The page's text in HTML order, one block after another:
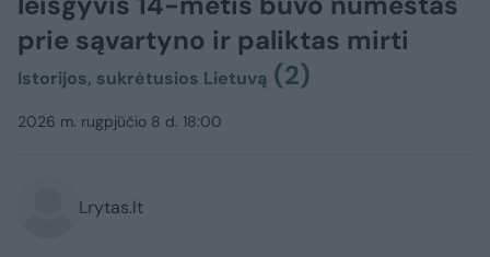
prie sąvartyno ir paliktas mirti
Istorijos, sukrėtusios Lietuvą (2)
2026 m. rugpjūčio 8 d. 18:00
Lrytas.lt